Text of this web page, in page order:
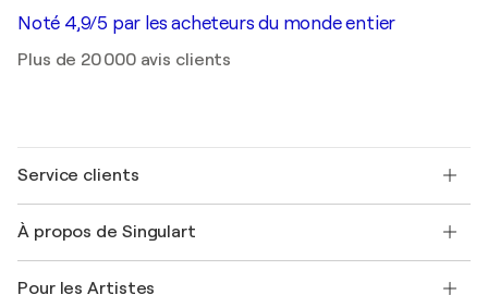
Noté 4,9/5 par les acheteurs du monde entier
Plus de 20 000 avis clients
Service clients
Expédition
À propos de Singulart
FAQ
Pour les Artistes